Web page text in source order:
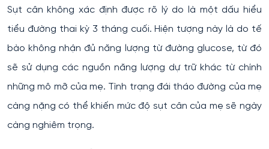
Sụt cân không xác định được rõ lý do là một dấu hiểu
tiểu đường thai kỳ 3 tháng cuối. Hiện tượng này là do tế
bào không nhận đủ năng lượng từ đường glucose, từ đó
sẽ sử dụng các nguồn năng lượng dự trữ khác từ chính
những mô mỡ của mẹ. Tình trạng đái tháo đường của mẹ
càng nặng có thể khiến mức độ sụt cân của mẹ sẽ ngày
càng nghiêm trọng.